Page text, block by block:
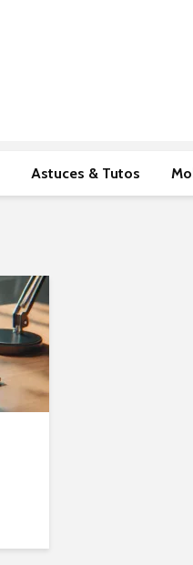
Astuces & Tutos